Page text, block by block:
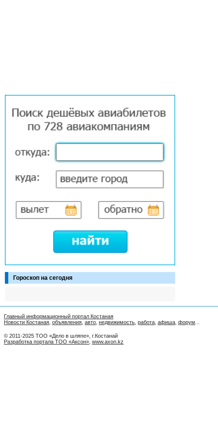
Гороскоп на сегодня
Главный информационный портал Костаная
Новости Костаная объявления авто недвижимость работа афиша форум
© 2011-2025 ТОО «Дело в шляпе», г.Костанай
Разработка портала ТОО «Аксон» www.axon.kz